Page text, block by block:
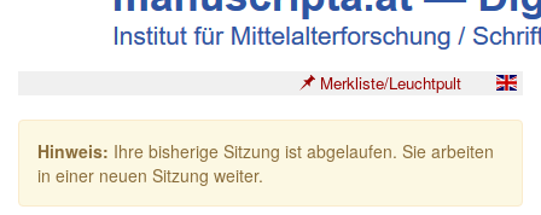
Merkliste/Leuchtpult
Hinweis: Ihre bisherige Sitzung ist abgelaufen. Sie arbeiten
in einer neuen Sitzung weiter.